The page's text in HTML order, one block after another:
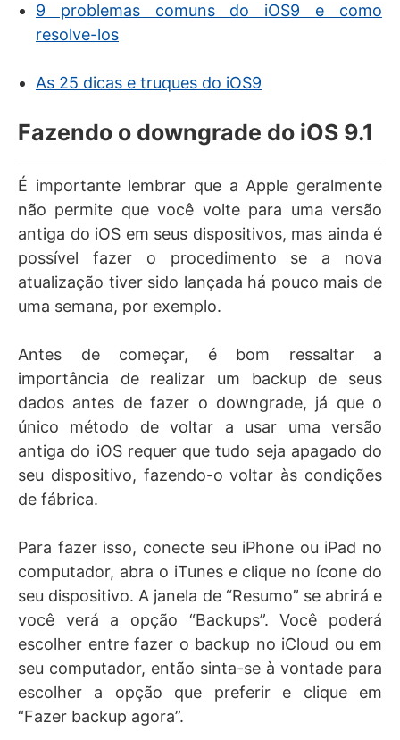
9 problemas comuns do iOS9 e como
resolve-los
As 25 dicas e truques do iOS9
Fazendo o downgrade do iOS 9.1
É importante lembrar que a Apple geralmente
não permite que você volte para uma versão
antiga do iOS em seus dispositivos, mas ainda é
possível fazer o procedimento se a nova
atualização tiver sido lançada há pouco mais de
uma semana, por exemplo.
Antes de começar, é bom ressaltar a
importância de realizar um backup de seus
dados antes de fazer o downgrade, já que o
único método de voltar a usar uma versão
antiga do iOS requer que tudo seja apagado do
seu dispositivo, fazendo-o voltar às condições
de fábrica.
Para fazer isso, conecte seu iPhone ou iPad no
computador, abra o iTunes e clique no ícone do
seu dispositivo. A janela de “Resumo” se abrirá e
você verá a opção “Backups”. Você poderá
escolher entre fazer o backup no iCloud ou em
seu computador, então sinta-se à vontade para
escolher a opção que preferir e clique em
“Fazer backup agora”.